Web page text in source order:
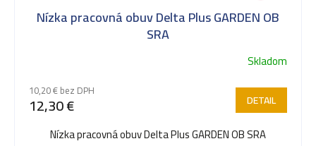
Nízka pracovná obuv Delta Plus GARDEN OB
SRA
hodnotenie
produktu
je
Skladom
10,20 € bez DPH
12,30 € DETAIL
Nízka pracovná obuv Delta Plus GARDEN OB SRA